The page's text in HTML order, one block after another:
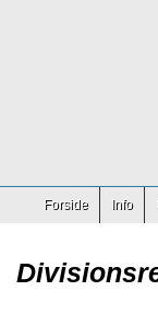
Forside Info